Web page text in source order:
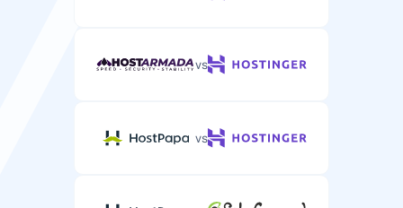
vs
vs